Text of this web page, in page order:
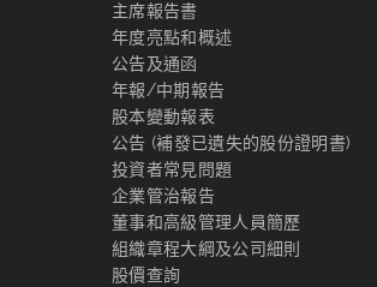
主席報告書
年度亮點和概述
公告及通函
年報/中期報告
股本變動報表
公告 (補發已遺失的股份證明書)
投資者常見問題
企業管治報告
董事和高級管理人員簡歷
組織章程大綱及公司細則
股價查詢